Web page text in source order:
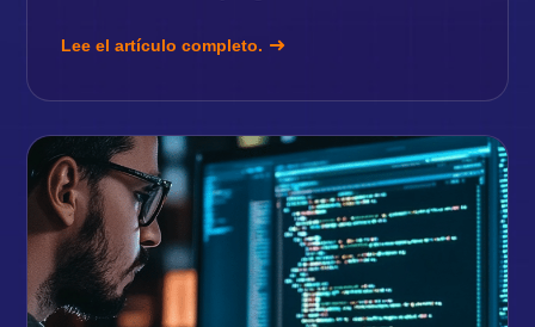
Lee el artículo completo.